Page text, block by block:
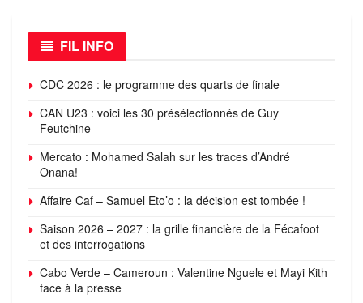
FIL INFO
CDC 2026 : le programme des quarts de finale
CAN U23 : voici les 30 présélectionnés de Guy
Feutchine
Mercato : Mohamed Salah sur les traces d’André
Onana!
Affaire Caf – Samuel Eto’o : la décision est tombée !
Saison 2026 – 2027 : la grille financière de la Fécafoot
et des interrogations
Cabo Verde – Cameroun : Valentine Nguele et Mayi Kith
face à la presse